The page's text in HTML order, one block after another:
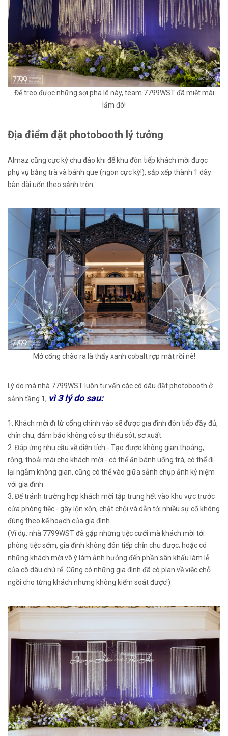
Để treo được những sợi pha lê này, team 7799WST đã miệt mài
lắm đó!
Địa điểm đặt photobooth lý tưởng
Almaz cũng cực kỳ chu đáo khi để khu đón tiếp khách mời được
phụ vụ bằng trà và bánh que (ngon cực kỳ!), sắp xếp thành 1 dãy
bàn dài uốn theo sảnh tròn.
Mở cổng chào ra là thấy xanh cobalt rợp mắt rồi nè!
Lý do mà nhà 7799WST luôn tư vấn các cô dâu đặt photobooth ở
sảnh tầng 1, vì 3 lý do sau:
1. Khách mời đi từ cổng chính vào sẽ được gia đình đón tiếp đầy đủ,
chỉn chu, đảm bảo không có sự thiếu sót, sơ xuất.
2. Đáp ứng nhu cầu về diện tích - Tạo được không gian thoáng,
rộng, thoải mái cho khách mời - có thể ăn bánh uống trà, có thể đi
lại ngắm không gian, cũng có thể vào giữa sảnh chụp ảnh kỷ niệm
với gia đình
3. Để tránh trường hợp khách mời tập trung hết vào khu vực trước
cửa phòng tiệc - gây lộn xộn, chật chội và dẫn tới nhiều sự cố không
đúng theo kế hoạch của gia đình.
(Ví dụ: nhà 7799WST đã gặp những tiệc cưới mà khách mời tới
phòng tiệc sớm, gia đình không đón tiếp chỉn chu được; hoặc có
những khách mời vô ý làm ảnh hưởng đến phần sân khấu làm lễ
của cô dâu chú rể. Cũng có những gia đình đã có plan về việc chỗ
ngồi cho từng khách nhưng không kiểm soát được!)